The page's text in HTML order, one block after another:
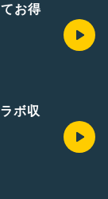
お得
ボ収